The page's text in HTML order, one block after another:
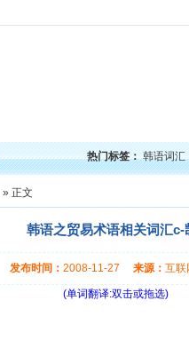
热门标签： 韩语词汇
» 正文
韩语之贸易术语相关词汇c-
发布时间： 2008-11-27 来源： 互
(单词翻译:双击或拖选)